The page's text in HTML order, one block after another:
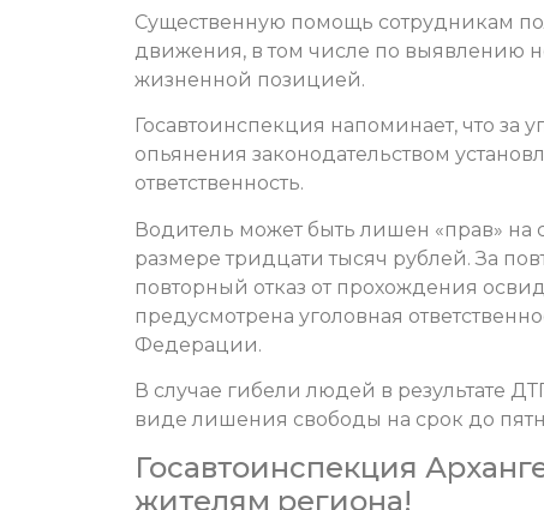
Существенную помощь сотрудникам
движения, в том числе по выявлению
жизненной позицией.
Госавтоинспекция напоминает, что за
опьянения законодательством
ответственность.
Водитель может быть лишен «прав» на
размере тридцати тысяч рублей. За
повторный отказ от прохождения
предусмотрена уголовная
Федерации.
В случае гибели людей в результате
виде лишения свободы на срок до
Госавтоинспекция
жителям региона!